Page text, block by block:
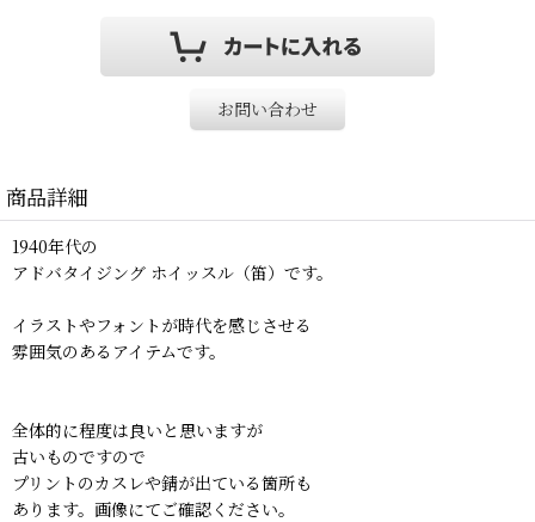
お問い合わせ
商品詳細
1940年代の
アドバタイジング ホイッスル（笛）です。
イラストやフォントが時代を感じさせる
雰囲気のあるアイテムです。
全体的に程度は良いと思いますが
古いものですので
プリントのカスレや錆が出ている箇所も
あります。画像にてご確認ください。